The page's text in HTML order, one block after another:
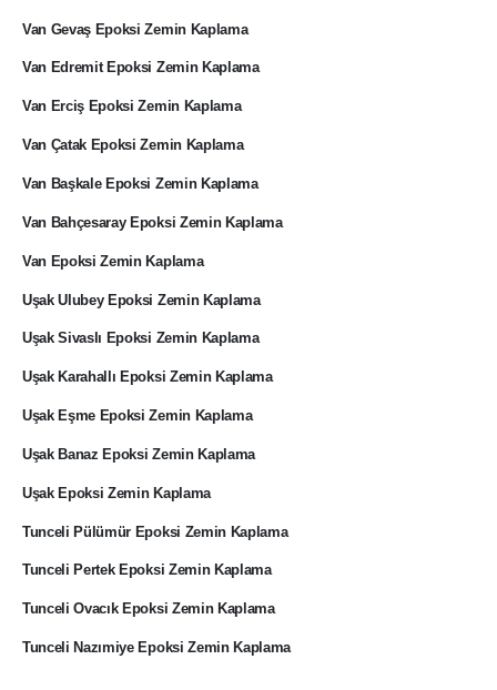
Van Gevaş Epoksi Zemin Kaplama
Van Edremit Epoksi Zemin Kaplama
Van Erciş Epoksi Zemin Kaplama
Van Çatak Epoksi Zemin Kaplama
Van Başkale Epoksi Zemin Kaplama
Van Bahçesaray Epoksi Zemin Kaplama
Van Epoksi Zemin Kaplama
Uşak Ulubey Epoksi Zemin Kaplama
Uşak Sivaslı Epoksi Zemin Kaplama
Uşak Karahallı Epoksi Zemin Kaplama
Uşak Eşme Epoksi Zemin Kaplama
Uşak Banaz Epoksi Zemin Kaplama
Uşak Epoksi Zemin Kaplama
Tunceli Pülümür Epoksi Zemin Kaplama
Tunceli Pertek Epoksi Zemin Kaplama
Tunceli Ovacık Epoksi Zemin Kaplama
Tunceli Nazımiye Epoksi Zemin Kaplama